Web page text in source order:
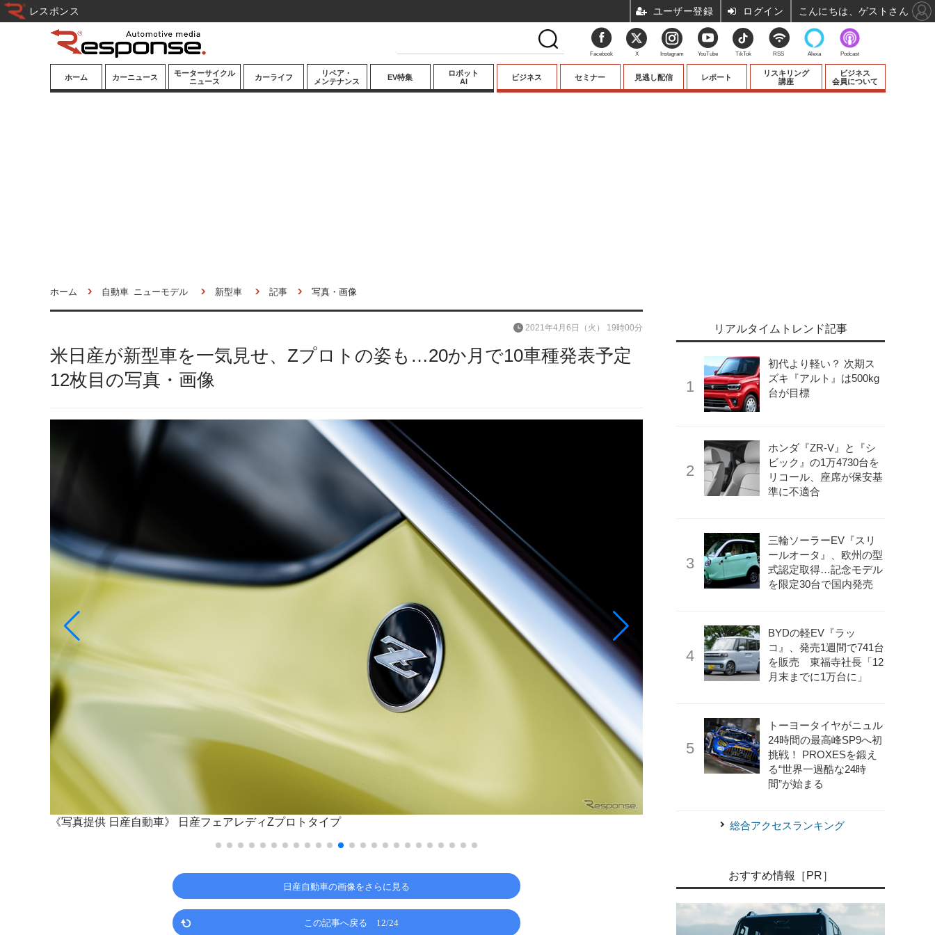
ホーム カーニュース
モーターサイクル
ニュース
カーライフ
リペア・
メンテナンス
EV特集
ロボット
AI
ビジネス セミナー 見逃し配信 レポート
リスキリング
講座
ビジネス
会員について
ホーム 自動車 ニューモデル 新型車 記事 写真・画像
米日産が新型車を一気見せ、Zプロトの姿も…20か月で10車種発表予定
12枚目の写真・画像
2021年4月6日（火） 19時00分
《写真提供 日産自動車》 日産フェアレディZプロトタイプ 《写真提供 日産自動車》 日産フェアレディZプロトタイプ
日産自動車の画像をさらに見る
この記事へ戻る 12/24
リアルタイムトレンド記事
初代より軽い？ 次期ス
ズキ『アルト』は500kg
台が目標
ホンダ『ZR-V』と『シ
ビック』の1万4730台を
リコール、座席が保安基
準に不適合
三輪ソーラーEV『スリ
ールオータ』、欧州の型
式認定取得…記念モデル
を限定30台で国内発売
BYDの軽EV『ラッ
コ』、発売1週間で741台
を販売 東福寺社長「12
月末までに1万台に」
トーヨータイヤがニュル
24時間の最高峰SP9へ初
挑戦！ PROXESを鍛え
る“世界一過酷な24時
間”が始まる
総合アクセスランキング
おすすめ情報［PR］
Facebook X Instagram YouTube TikTok RSS Alexa Podcast
レスポンス ユーザー登録 ログイン こんにちは、ゲストさん